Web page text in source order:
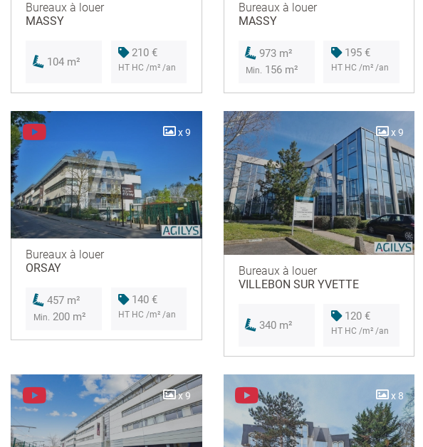
Bureaux à louer
MASSY
104 m²
210 €
HT HC /m² /an
Bureaux à louer
MASSY
973 m²
Min. 156 m²
195 €
HT HC /m² /an
x 9
Bureaux à louer
ORSAY
457 m²
Min. 200 m²
140 €
HT HC /m² /an
x 9
Bureaux à louer
VILLEBON SUR YVETTE
340 m²
120 €
HT HC /m² /an
x 9 x 8